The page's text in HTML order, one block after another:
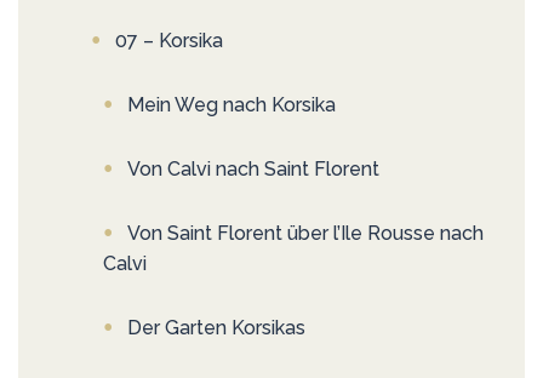
07 – Korsika
Mein Weg nach Korsika
Von Calvi nach Saint Florent
Von Saint Florent über l’Ile Rousse nach
Calvi
Der Garten Korsikas